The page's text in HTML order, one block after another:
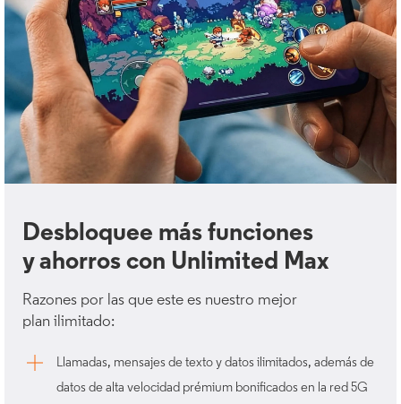
Desbloquee más funciones
y ahorros con Unlimited Max
Razones por las que este es nuestro mejor
plan ilimitado:
Llamadas, mensajes de texto y datos ilimitados, además de
datos de alta velocidad prémium bonificados en la red 5G